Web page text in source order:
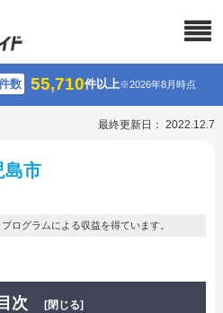
数 55,710件以上※2026年8月時点
最終更新日： 2022.12.7
島市
ログラムによる収益を得ています。
目次 [閉じる]